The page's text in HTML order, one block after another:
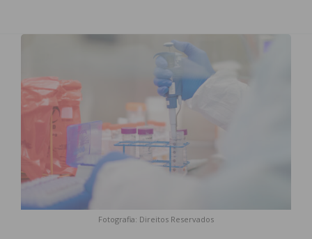
Fotografia: Direitos Reservados